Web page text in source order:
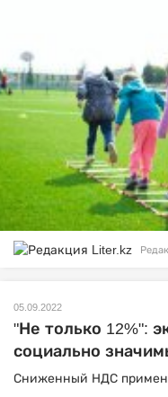
05.09.2022
"Не только 12%":
социально
Сниженный НДС